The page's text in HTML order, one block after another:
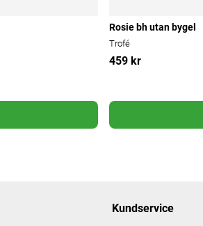
Rosie bh utan bygel
Trofé
459 kr
Kundservice